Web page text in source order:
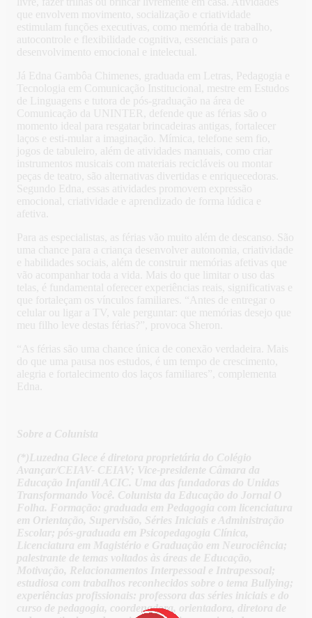
que envolvem movimento, socialização e criatividade
estimulam funções executivas, como memória de trabalho,
autocontrole e flexibilidade cognitiva, essenciais para o
desenvolvimento emocional e intelectual.
Já Edna Gambôa Chimenes, graduada em Letras, Pedagogia e
Tecnologia em Comunicação Institucional, mestre em Estudos
de Linguagens e tutora de pós-graduação na área de
Comunicação da UNINTER, defende que as férias são o
momento ideal para resgatar brincadeiras antigas, fortalecer
laços e esti-mular a imaginação. Mímica, telefone sem fio,
jogos de tabuleiro, além de atividades manuais, como criar
instrumentos musicais com materiais recicláveis ou montar
peças de teatro, são alternativas divertidas e enriquecedoras.
Segundo Edna, essas atividades promovem expressão
emocional, criatividade e aprendizado de forma lúdica e
afetiva.
Para as especialistas, as férias vão muito além de descanso. São
uma chance para a criança desenvolver autonomia, criatividade
e habilidades sociais, além de construir memórias afetivas que
vão acompanhar toda a vida. Mais do que limitar o uso das
telas, é fundamental oferecer experiências reais, significativas e
que fortaleçam os vínculos familiares. “Antes de entregar o
celular ou ligar a TV, vale perguntar: que memórias desejo que
meu filho leve destas férias?”, provoca Sheron.
“As férias são uma chance única de conexão verdadeira. Mais
do que uma pausa nos estudos, é um tempo de crescimento,
alegria e fortalecimento dos laços familiares”, complementa
Edna.
Sobre a Colunista
(*)Luzedna Glece é diretora proprietária do Colégio
Avançar/CEIAV- CEIAV; Vice-presidente Câmara da
Educação Infantil ACIC. Uma das fundadoras do Unidas
Transformando Você. Colunista da Educação do Jornal O
Folha. Formação: graduada em Pedagogia com licenciatura
em Orientação, Supervisão, Séries Iniciais e Administração
Escolar; pós-graduada em Psicopedagogia Clínica,
Licenciatura em Magistério e Graduação em Neurociência;
palestrante de temas voltados às áreas de Educação,
Motivação, Relacionamentos Interpessoal e Intrapessoal;
estudiosa com trabalhos reconhecidos sobre o tema Bullying;
experiências profissionais: professora das séries iniciais e do
curso de pedagogia, coordenadora, orientadora, diretora de